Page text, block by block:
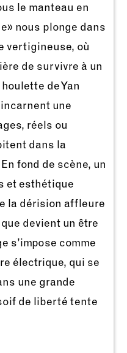
le manteau en
nous plonge dans
vertigineuse, où
de survivre à un
de Yan
une
réels ou
dans la
fond de scène, un
et esthétique
la dérision affleure
devient un être
s’impose comme
électrique, qui se
une grande
de liberté tente